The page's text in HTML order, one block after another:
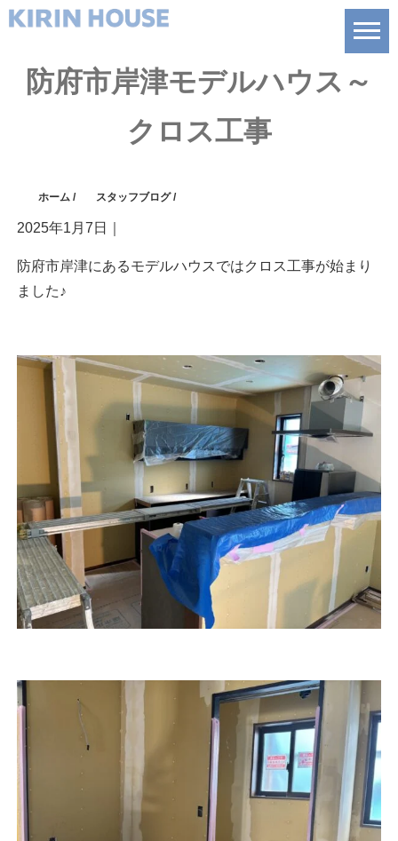
防府市岸津モデルハウス～
クロス工事
ホーム / スタッフブログ/
2025年1月7日
防府市岸津にあるモデルハウスではクロス工事が始まり
ました♪